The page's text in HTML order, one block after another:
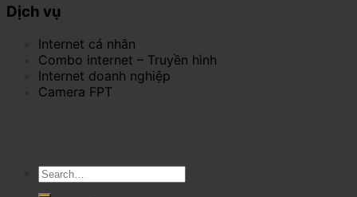
Dịch vụ
Internet cá nhân
Combo internet – Truyền hình
Internet doanh nghiệp
Camera FPT